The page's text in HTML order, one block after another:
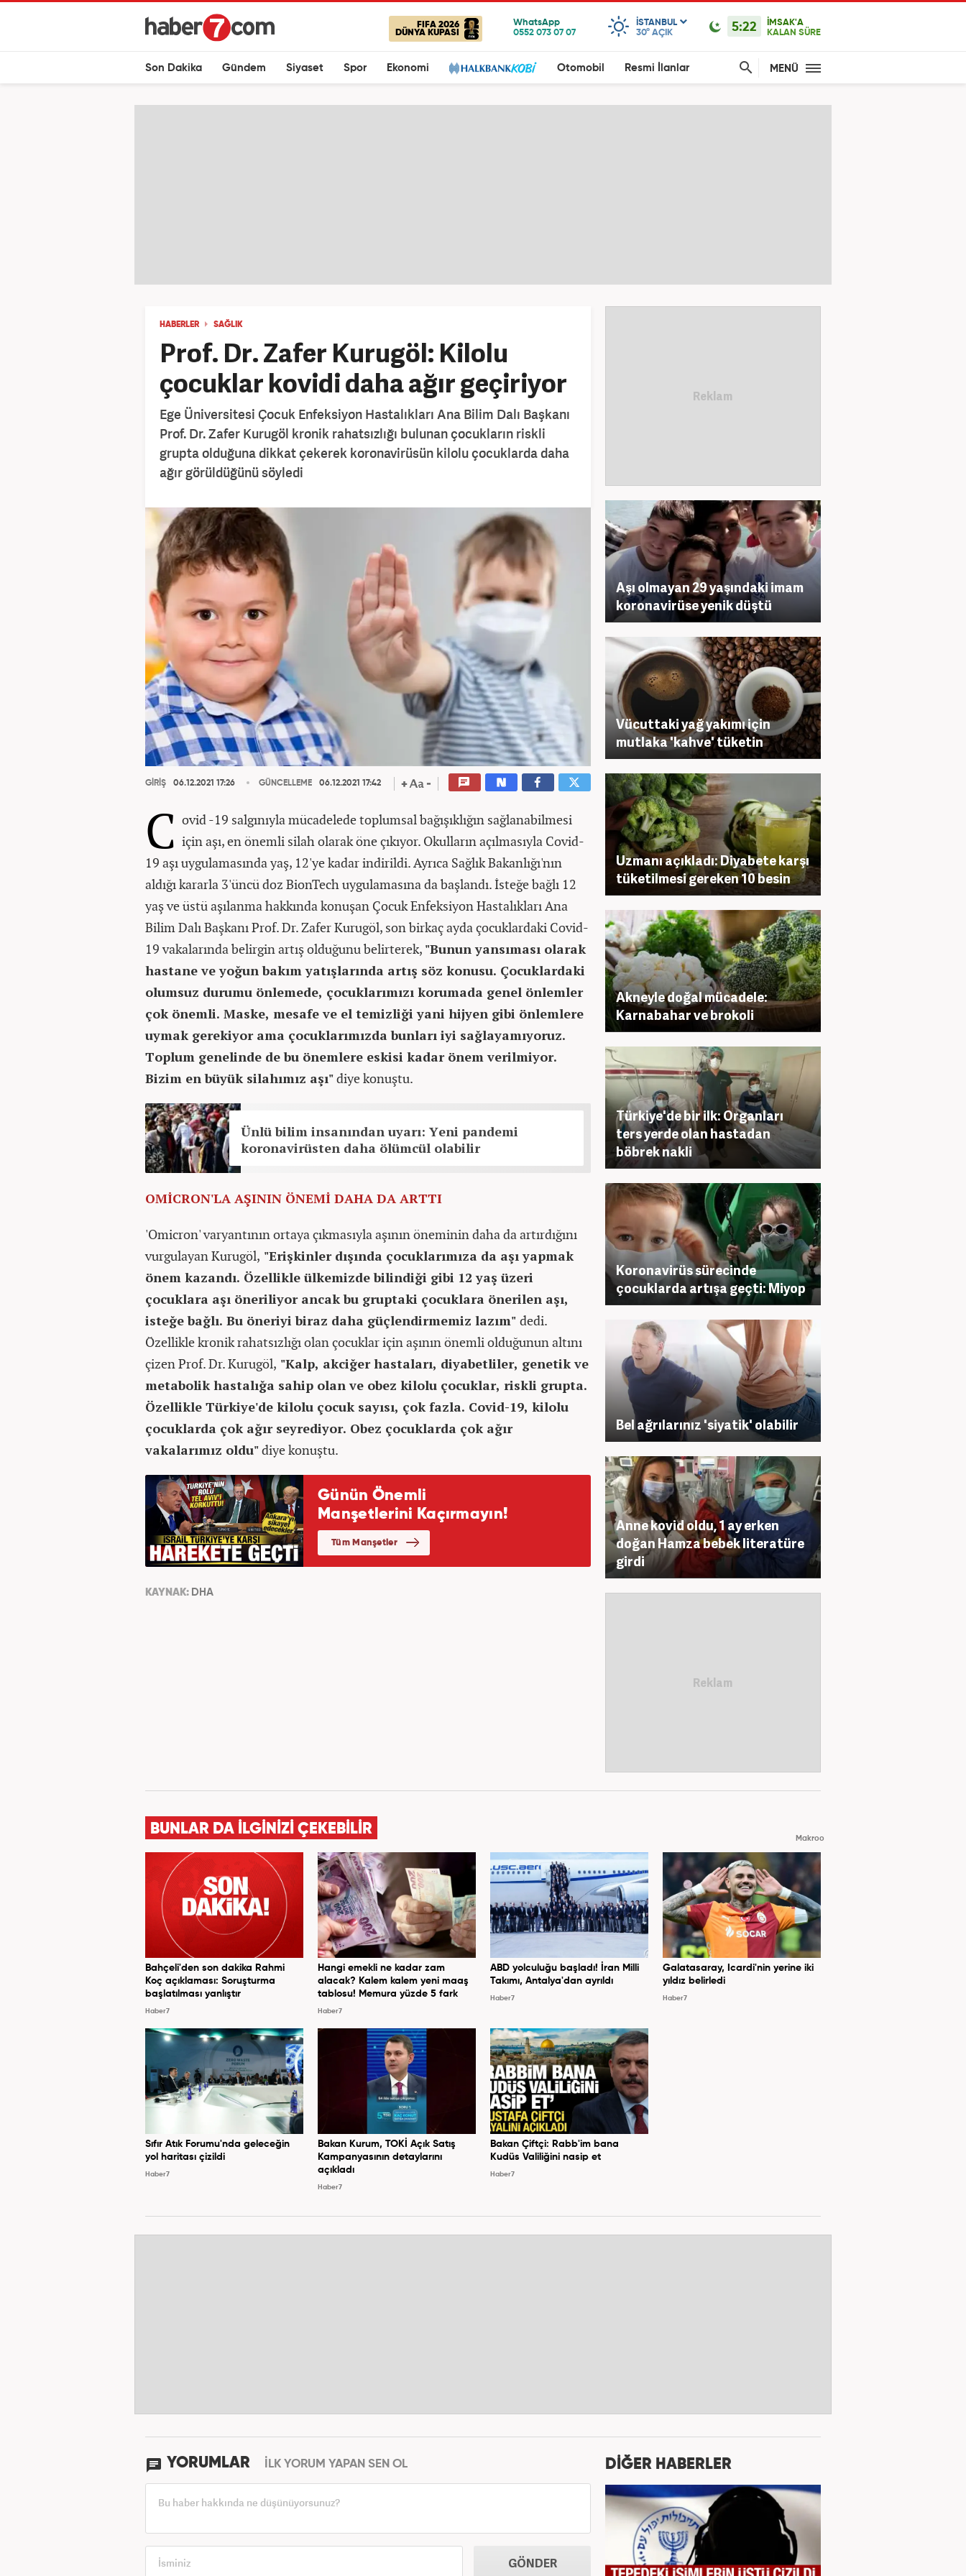
FIFA 2026
DÜNYA KUPASI
ISTANBUL
30° AÇIK 5:22
İMSAK'A
KALAN SÜRE
Son Dakika Gündem Siyaset Spor Ekonomi Otomobil Resmi İlanlar MENÜ
HABERLER SAĞLIK
Prof. Dr. Zafer Kurugöl: Kilolu
çocuklar kovidi daha ağır geçiriyor
Ege Üniversitesi Çocuk Enfeksiyon Hastalıkları Ana Bilim Dalı Başkanı
Prof. Dr. Zafer Kurugöl kronik rahatsızlığı bulunan çocukların riskli
grupta olduğuna dikkat çekerek koronavirüsün kilolu çocuklarda daha
ağır görüldüğünü söyledi
GİRİŞ 06.12.2021 17:26 GÜNCELLEME 06.12.2021 17:42
C ovid -19 salgınıyla mücadelede toplumsal bağışıklığın sağlanabilmesi
için aşı, en önemli silah olarak öne çıkıyor. Okulların açılmasıyla Covid-
19 aşı uygulamasında yaş, 12'ye kadar indirildi. Ayrıca Sağlık Bakanlığı'nın
aldığı kararla 3'üncü doz BionTech uygulamasına da başlandı. İsteğe bağlı 12
yaş ve üstü aşılanma hakkında konuşan Çocuk Enfeksiyon Hastalıkları Ana
Bilim Dalı Başkanı Prof. Dr. Zafer Kurugöl, son birkaç ayda çocuklardaki Covid-
19 vakalarında belirgin artış olduğunu belirterek, "Bunun yansıması olarak
hastane ve yoğun bakım yatışlarında artış söz konusu. Çocuklardaki
olumsuz durumu önlemede, çocuklarımızı korumada genel önlemler
çok önemli. Maske, mesafe ve el temizliği yani hijyen gibi önlemlere
uymak gerekiyor ama çocuklarımızda bunları iyi sağlayamıyoruz.
Toplum genelinde de bu önemlere eskisi kadar önem verilmiyor.
Bizim en büyük silahımız aşı"diye konuştu.
Ünlü bilim insanından uyarı: Yeni pandemi
koronavirüsten daha ölümcül olabilir
OMİCRON'LA AŞININ ÖNEMİ DAHA DA ARTTI
'Omicron' varyantının ortaya çıkmasıyla aşının öneminin daha da artırdığını
vurgulayan Kurugöl, "Erişkinler dışında çocuklarımıza da aşı yapmak
önem kazandı. Özellikle ülkemizde bilindiği gibi 12 yaş üzeri
çocuklara aşı öneriliyor ancak bu gruptaki çocuklara önerilen aşı,
isteğe bağlı. Bu öneriyi biraz daha güçlendirmemiz lazım" dedi.
Özellikle kronik rahatsızlığı olan çocuklar için aşının önemli olduğunun altını
çizen Prof. Dr. Kurugöl, "Kalp, akciğer hastaları, diyabetliler, genetik ve
metabolik hastalığa sahip olan ve obez kilolu çocuklar, riskli grupta.
Özellikle Türkiye'de kilolu çocuk sayısı, çok fazla. Covid-19, kilolu
çocuklarda çok ağır seyrediyor. Obez çocuklarda çok ağır
vakalarımız oldu"diye konuştu.
KAYNAK: DHA
Aşı olmayan 29 yaşındaki imam
koronavirüse yenik düştü
Vücuttaki yağ yakımı için
mutlaka 'kahve' tüketin
Uzmanı açıkladı: Diyabete karşı
tüketilmesi gereken 10 besin
Akneyle doğal mücadele:
Karnabahar ve brokoli
Türkiye'de bir ilk: Organları
ters yerde olan hastadan
böbrek nakli
Koronavirüs sürecinde
çocuklarda artışa geçti: Miyop
Bel ağrılarınız 'siyatik' olabilir
Anne kovid oldu, 1 ay erken
doğan Hamza bebek literatüre
girdi
BUNLAR DA İLGİNİZİ ÇEKEBİLİR
Makroo
Bahçeli'den son dakika Rahmi
Koç açıklaması: Soruşturma
başlatılması yanlıştır
Haber7
Hangi emekli ne kadar zam
alacak? Kalem kalem yeni maaş
tablosu! Memura yüzde 5 fark
Haber7
ABD yolculuğu başladı! İran Milli
Takımı, Antalya'dan ayrıldı
Haber7
Galatasaray, Icardi'nin yerine iki
yıldız belirledi
Haber7
Sıfır Atık Forumu'nda geleceğin
yol haritası çizildi
Haber7
Bakan Kurum, TOKİ Açık Satış
Kampanyasının detaylarını
açıkladı
Haber7
Bakan Çiftçi: Rabb'im bana
Kudüs Valiliğini nasip et
Haber7
YORUMLAR İLK YORUM YAPAN SEN OL
GÖNDER
DİĞER HABERLER